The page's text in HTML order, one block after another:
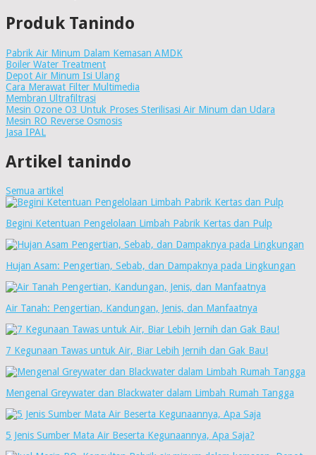
Produk Tanindo
Pabrik Air Minum Dalam Kemasan AMDK
Boiler Water Treatment
Depot Air Minum Isi Ulang
Cara Merawat Filter Multimedia
Membran Ultrafiltrasi
Mesin Ozone O3 Untuk Proses Sterilisasi Air Minum dan Udara
Mesin RO Reverse Osmosis
Jasa IPAL
Artikel tanindo
Semua artikel
Begini Ketentuan Pengelolaan Limbah Pabrik Kertas dan Pulp
Hujan Asam: Pengertian, Sebab, dan Dampaknya pada Lingkungan
Air Tanah: Pengertian, Kandungan, Jenis, dan Manfaatnya
7 Kegunaan Tawas untuk Air, Biar Lebih Jernih dan Gak Bau!
Mengenal Greywater dan Blackwater dalam Limbah Rumah Tangga
5 Jenis Sumber Mata Air Beserta Kegunaannya, Apa Saja?